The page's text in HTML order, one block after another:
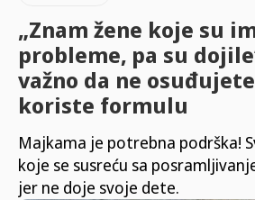
„Znam žene koje su
probleme, pa su
važno da ne
koriste formulu
Majkama je potrebna podrška!
koje se susreću sa
jer ne doje svoje dete.